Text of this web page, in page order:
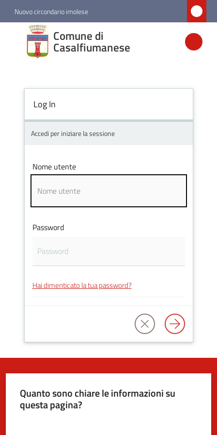
Vai al contenuto
Vai alla navigazione
Vai al footer
Nuovo circondario imolese
Comune di
Casalfiumanese
Comune di
Casalfiumanese
Amministrazione
Novità
Vivere
Casalfiumanese
5x1000
argomenti
Log In
Accedi per iniziare la sessione
Nome utente
Password
Hai dimenticato la tua password?
Quanto sono chiare le informazioni su
questa pagina?